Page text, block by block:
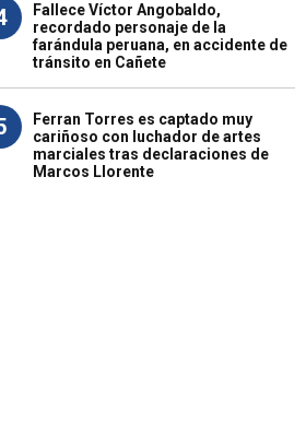
Fallece Víctor Angobaldo,
recordado personaje de la
farándula peruana, en accidente de
tránsito en Cañete
Ferran Torres es captado muy
cariñoso con luchador de artes
marciales tras declaraciones de
Marcos Llorente